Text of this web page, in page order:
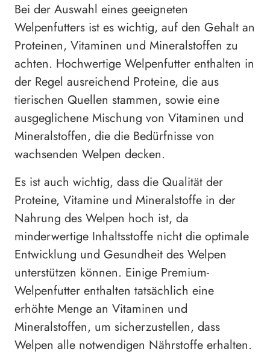
Bei der Auswahl eines geeigneten
Welpenfutters ist es wichtig, auf den Gehalt an
Proteinen, Vitaminen und Mineralstoffen zu
achten. Hochwertige Welpenfutter enthalten in
der Regel ausreichend Proteine, die aus
tierischen Quellen stammen, sowie eine
ausgeglichene Mischung von Vitaminen und
Mineralstoffen, die die Bedürfnisse von
wachsenden Welpen decken.
Es ist auch wichtig, dass die Qualität der
Proteine, Vitamine und Mineralstoffe in der
Nahrung des Welpen hoch ist, da
minderwertige Inhaltsstoffe nicht die optimale
Entwicklung und Gesundheit des Welpen
unterstützen können. Einige Premium-
Welpenfutter enthalten tatsächlich eine
erhöhte Menge an Vitaminen und
Mineralstoffen, um sicherzustellen, dass
Welpen alle notwendigen Nährstoffe erhalten.